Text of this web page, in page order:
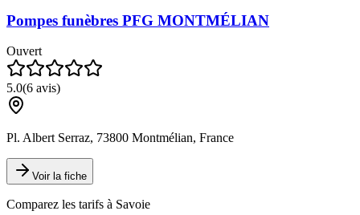
Pompes funèbres PFG MONTMÉLIAN
Ouvert
5.0(6 avis)
Pl. Albert Serraz, 73800 Montmélian, France
Voir la fiche
Comparez les tarifs à Savoie